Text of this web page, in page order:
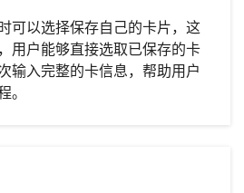
可以选择保存自己的卡片，这
用户能够直接选取已保存的卡
输入完整的卡信息，帮助用户
。